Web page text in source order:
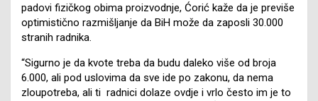
padovi fizičkog obima proizvodnje, Ćorić kaže da je previše
optimistično razmišljanje da BiH može da zaposli 30.000
stranih radnika.
“Sigurno je da kvote treba da budu daleko više od broja
6.000, ali pod uslovima da sve ide po zakonu, da nema
zloupotreba, ali ti radnici dolaze ovdje i vrlo često im je to